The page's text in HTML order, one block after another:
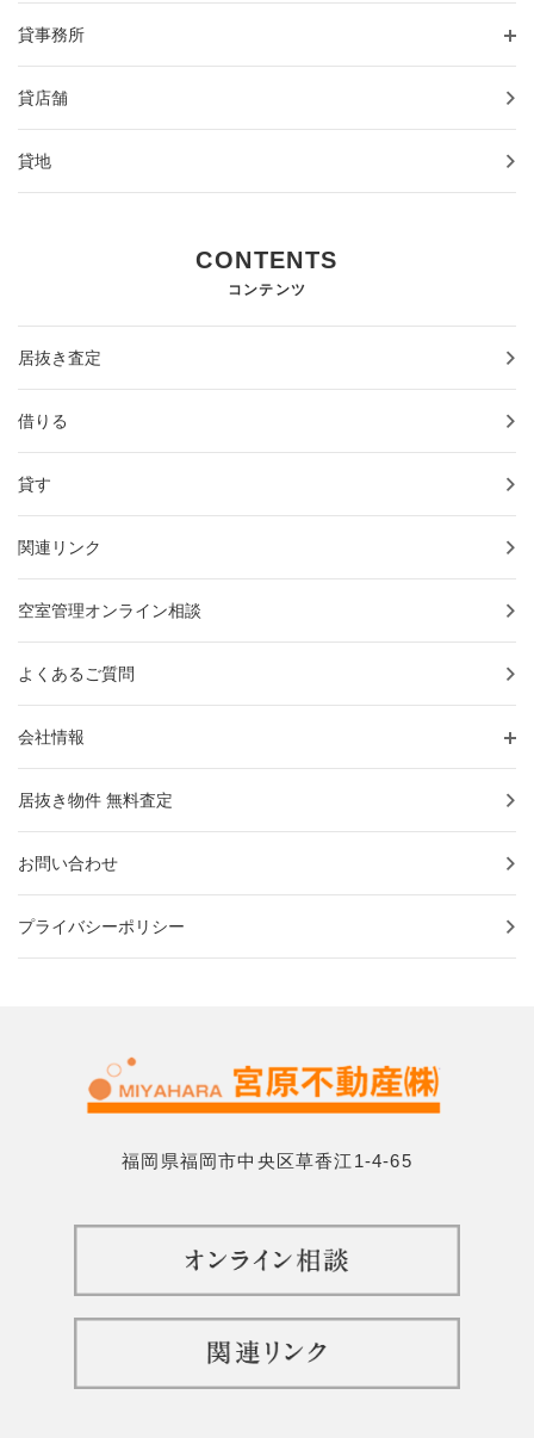
貸事務所
貸店舗
貸地
CONTENTS
コンテンツ
居抜き査定
借りる
貸す
関連リンク
空室管理オンライン相談
よくあるご質問
会社情報
居抜き物件 無料査定
お問い合わせ
プライバシーポリシー
福岡県福岡市中央区草香江1-4-65